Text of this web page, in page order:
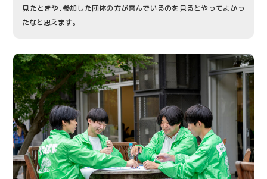
見たときや､参加した団体の方が喜んでいるのを見るとやってよかっ
たなと思えます。